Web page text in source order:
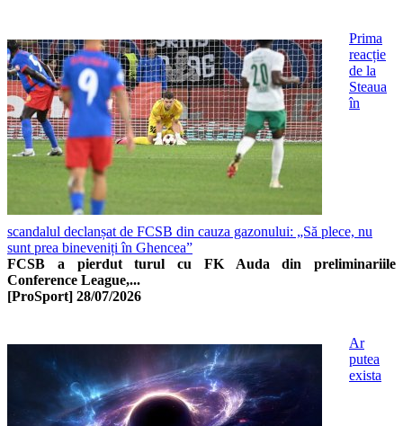
Prima
reacție
de la
Steaua
în
scandalul declanșat de FCSB din cauza gazonului: „Să plece, nu
sunt prea bineveniți în Ghencea”
FCSB a pierdut turul cu FK Auda din preliminariile
Conference League,...
[ProSport] 28/07/2026
Ar
putea
exista